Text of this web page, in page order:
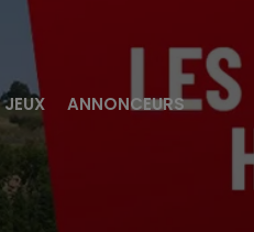
JEUX ANNONCEURS